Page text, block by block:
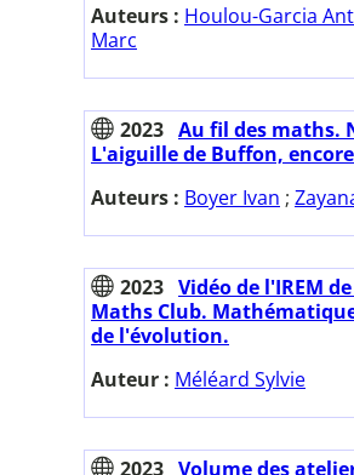
Auteurs : Houlou-Garcia
Marc
2023 Au fil des maths.
L'aiguille de Buffon,
Auteurs : Boyer Ivan ;
2023 Vidéo de l'IREM
Maths Club.
de l'évolution.
Auteur : Méléard Sylvie
2023 Volume des